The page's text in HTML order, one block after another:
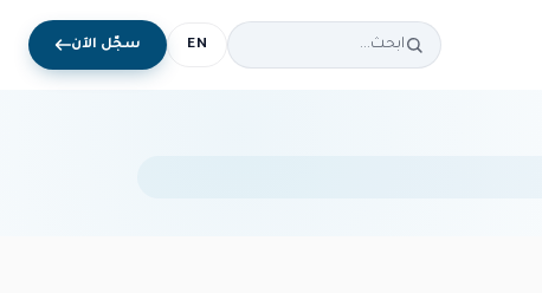
EN سجّل الآن